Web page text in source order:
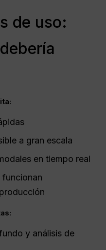
de uso:
a gran escala
en tiempo real
funcionan
y análisis de